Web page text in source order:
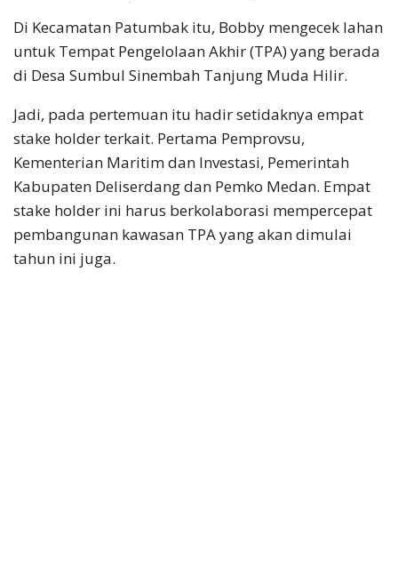
Di Kecamatan Patumbak itu, Bobby mengecek lahan
untuk Tempat Pengelolaan Akhir (TPA) yang berada
di Desa Sumbul Sinembah Tanjung Muda Hilir.
Jadi, pada pertemuan itu hadir setidaknya empat
stake holder terkait. Pertama Pemprovsu,
Kementerian Maritim dan Investasi, Pemerintah
Kabupaten Deliserdang dan Pemko Medan. Empat
stake holder ini harus berkolaborasi mempercepat
pembangunan kawasan TPA yang akan dimulai
tahun ini juga.